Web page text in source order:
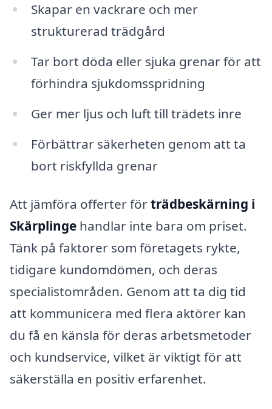
Skapar en vackrare och mer
strukturerad trädgård
Tar bort döda eller sjuka grenar för att
förhindra sjukdomsspridning
Ger mer ljus och luft till trädets inre
Förbättrar säkerheten genom att ta
bort riskfyllda grenar
Att jämföra offerter förträdbeskärning i
Skärplinge handlar inte bara om priset.
Tänk på faktorer som företagets rykte,
tidigare kundomdömen, och deras
specialistområden. Genom att ta dig tid
att kommunicera med flera aktörer kan
du få en känsla för deras arbetsmetoder
och kundservice, vilket är viktigt för att
säkerställa en positiv erfarenhet.